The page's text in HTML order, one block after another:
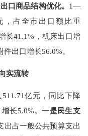
口商品结构优化。 1—
，占全市出口额比重
长41.1% ，机床出口增
件出口增长56.0%。
实流转
511.71亿元，同比下降
长5.0%。一是民生支
出占一般公共预算支出